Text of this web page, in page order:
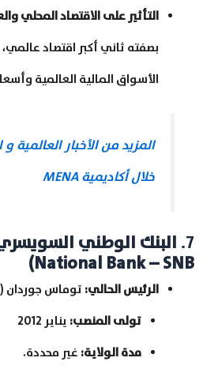
التأثير على الاقتصاد المحلي
بصفته ثاني أكبر اقتصاد
الأسواق المالية العالمية
المزيد من الأخبار العالمية
خلال أكاديمية MENA
7. البنك الوطني
National Bank – SNB)
الرئيس الحالي: توماس جوردان (Thomas Jordan)
تولى المنصب: يناير 2012
مدة الولاية: غير محددة.